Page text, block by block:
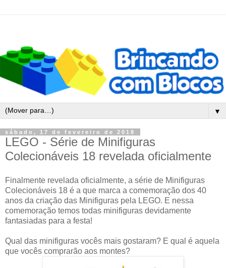
▼
sábado, 17 de fevereiro de 2018
LEGO - Série de Minifiguras
Colecionáveis 18 revelada oficialmente
Finalmente revelada oficialmente, a série de Minifiguras
Colecionáveis 18 é a que marca a comemoração dos 40
anos da criação das Minifiguras pela LEGO. E nessa
comemoração temos todas minifiguras devidamente
fantasiadas para a festa!
Qual das minifiguras vocês mais gostaram? E qual é aquela
que vocês comprarão aos montes?